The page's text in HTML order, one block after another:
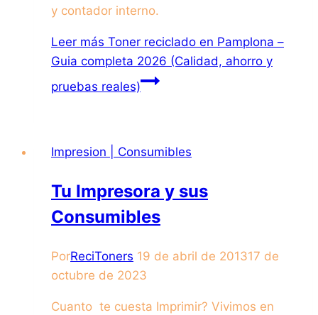
y contador interno.
Leer más Toner reciclado en Pamplona –
Guia completa 2026 (Calidad, ahorro y
pruebas reales)
Impresion | Consumibles
Tu Impresora y sus
Consumibles
PorReciToners 19 de abril de 201317 de
octubre de 2023
Cuanto te cuesta Imprimir? Vivimos en